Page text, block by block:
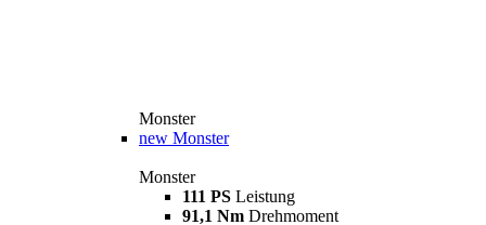
Monster
new Monster
Monster
111 PS Leistung
91,1 Nm Drehmoment